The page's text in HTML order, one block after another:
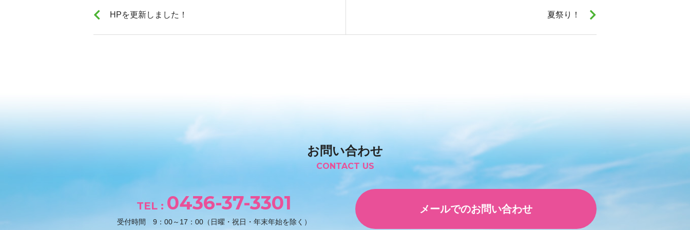
HPを更新しました！ 夏祭り！
お問い合わせ
CONTACT US
TEL : 0436-37-3301
受付時間 9：00～17：00 （日曜・祝日・年末年始を除く）
メールでのお問い合わせ